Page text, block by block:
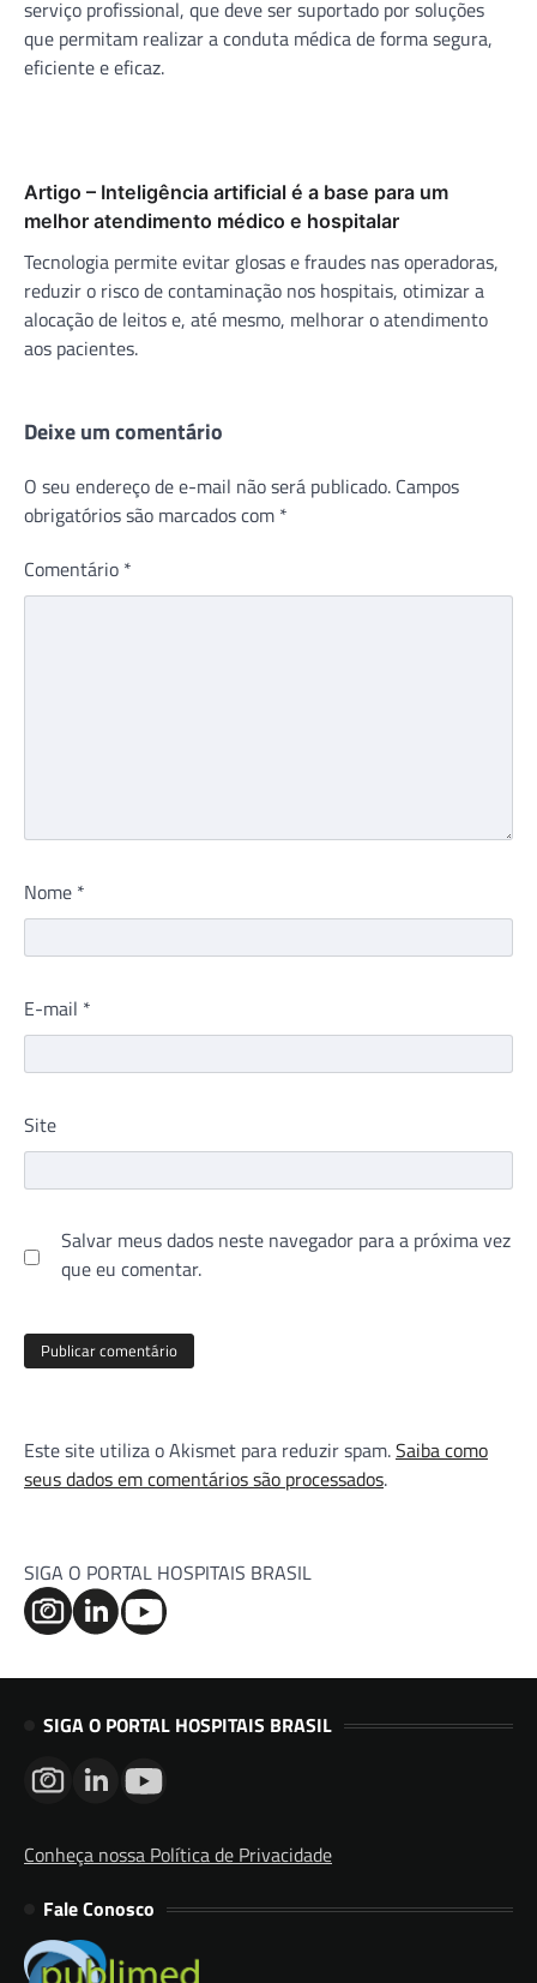
serviço profissional, que deve ser suportado por soluções
que permitam realizar a conduta médica de forma segura,
eficiente e eficaz.
Artigo – Inteligência artificial é a base para um
melhor atendimento médico e hospitalar
Tecnologia permite evitar glosas e fraudes nas operadoras,
reduzir o risco de contaminação nos hospitais, otimizar a
alocação de leitos e, até mesmo, melhorar o atendimento
aos pacientes.
Deixe um comentário
O seu endereço de e-mail não será publicado. Campos
obrigatórios são marcados com *
Comentário *
Nome *
E-mail *
Site
Salvar meus dados neste navegador para a próxima vez
que eu comentar.
Este site utiliza o Akismet para reduzir spam.Saiba como
seus dados em comentários são processados.
SIGA O PORTAL HOSPITAIS BRASIL
SIGA O PORTAL HOSPITAIS BRASIL
Conheça nossa Política de Privacidade
Fale Conosco